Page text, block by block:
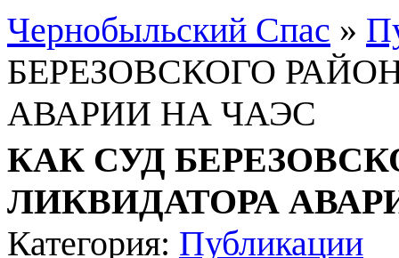
Чернобыльский Спас »
БЕРЕЗОВСКОГО
АВАРИИ НА ЧАЭС
КАК СУД
ЛИКВИДАТОРА
Категория: Публикации